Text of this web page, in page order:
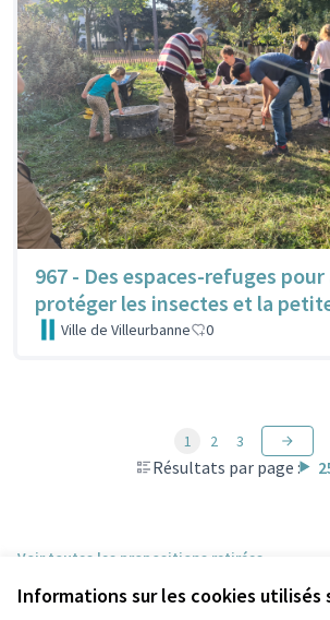
Informations sur les cookies utilisés
967 - Des espaces-refuges
protéger les insectes et la
Ville de Villeurbanne 0
Résultats par page :
1 2 3
Voir toutes les propositions retirées